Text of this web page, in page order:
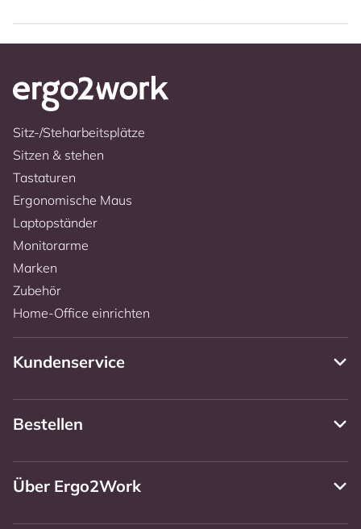
Sitz-/Steharbeitsplätze
Sitzen & stehen
Tastaturen
Ergonomische Maus
Laptopständer
Monitorarme
Marken
Zubehör
Home-Office einrichten
Kundenservice
Bestellen
Über Ergo2Work